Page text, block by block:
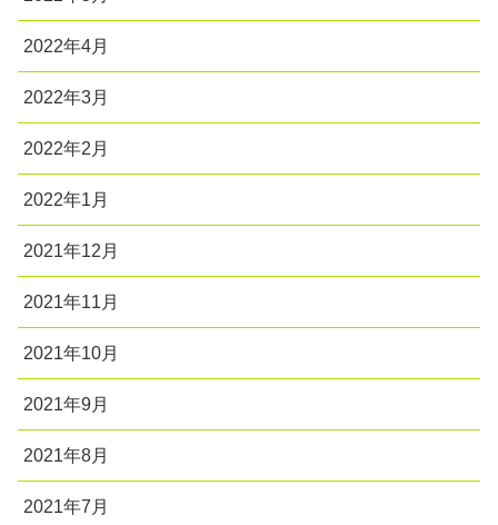
2022年4月
2022年3月
2022年2月
2022年1月
2021年12月
2021年11月
2021年10月
2021年9月
2021年8月
2021年7月